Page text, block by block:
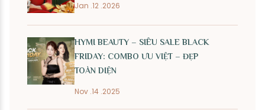
Jan .12 .2026
HYMI BEAUTY – SIÊU SALE BLACK
FRIDAY: COMBO ƯU VIỆT – ĐẸP
TOÀN DIỆN
Nov .14 .2025